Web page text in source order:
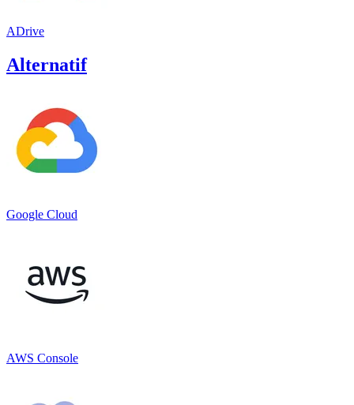
ADrive
Alternatif
Google Cloud
AWS Console